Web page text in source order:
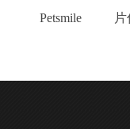
Petsmile